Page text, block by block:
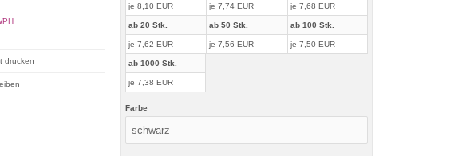
je 8,10 EUR je 7,74 EUR je 7,68 EUR
ab 20 Stk.
je 7,62 EUR
ab 50 Stk.
je 7,56 EUR
ab 100 Stk.
je 7,50 EUR
ab 1000 Stk.
je 7,38 EUR
Farbe
drucken